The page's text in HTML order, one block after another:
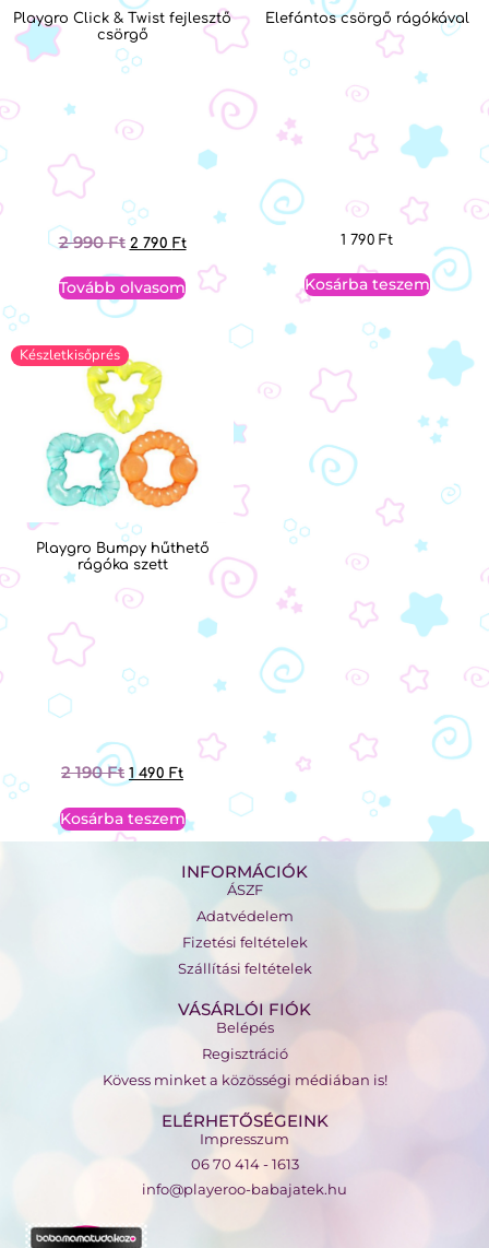
Playgro Click & Twist fejlesztő
csörgő
2 990Ft 2 790 Ft
Tovább olvasom
Elefántos csörgő rágókával
1 790 Ft
Kosárba teszem
Készletkisőprés
Playgro Bumpy hűthető
rágóka szett
2 190Ft 1 490 Ft
Kosárba teszem
INFORMÁCIÓK
ÁSZF
Adatvédelem
Fizetési feltételek
Szállítási feltételek
VÁSÁRLÓI FIÓK
Belépés
Regisztráció
Kövess minket a közösségi médiában is!
ELÉRHETŐSÉGEINK
Impresszum
06 70 414 - 1613
info@playeroo-babajatek.hu